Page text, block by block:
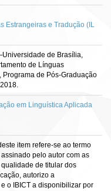
Estrangeiras e Tradução (IL
de Brasília,
de Línguas
Programa de Pós-Graduação
em Linguística Aplicada
item refere-se ao termo
pelo autor com as
de titular dos
autorizo a
o IBICT a disponibilizar por